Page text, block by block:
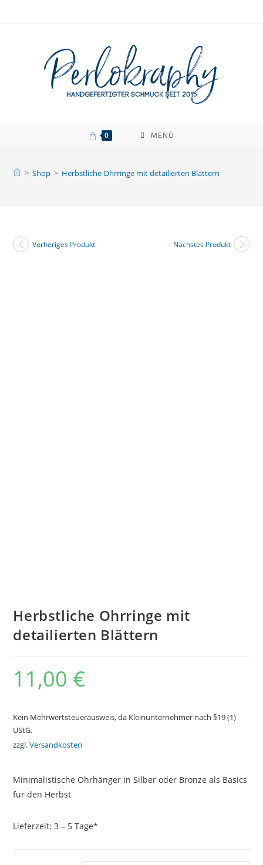
0 MENÜ
> Shop > Herbstliche Ohrringe mit detailierten Blättern
Vorheriges Produkt Nächstes Produkt
Herbstliche Ohrringe mit
detailierten Blättern
11,00 €
Kein Mehrwertsteuerausweis, da Kleinunternehmer nach §19 (1)
UStG.
zzgl.Versandkosten
Minimalistische Ohrhänger in Silber oder Bronze als Basics
für den Herbst
Lieferzeit:3 – 5 Tage*